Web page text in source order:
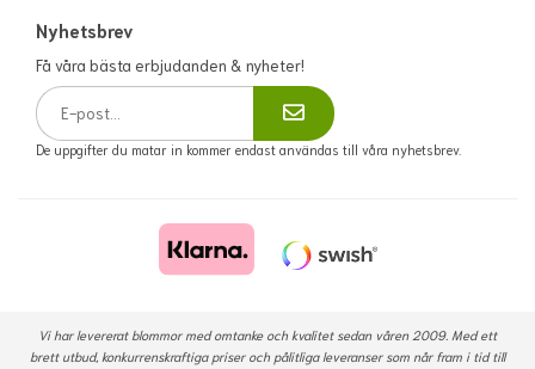
Nyhetsbrev
Få våra bästa erbjudanden & nyheter!
De uppgifter du matar in kommer endast användas till våra nyhetsbrev.
Vi har levererat blommor med omtanke och kvalitet sedan våren 2009. Med ett
brett utbud, konkurrenskraftiga priser och pålitliga leveranser som når fram i tid till